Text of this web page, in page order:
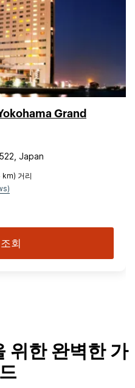
Grand
Japan
km) 거리
회
위한 완벽한 가